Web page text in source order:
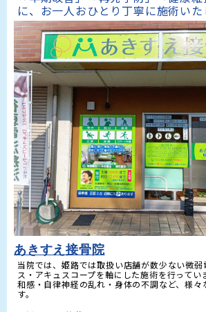
に、お一人おひとり丁寧に施術いた
あきすえ接骨院
当院では、姫路では取扱い店舗が数少ない微弱
ス・アキュスコープを軸にした施術を行ってい
和感・自律神経の乱れ・身体の不調など、様々
す。